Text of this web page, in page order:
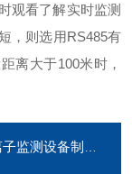
观看了解实时监测
，则选用RS485有
离大于100米时，
测设备制造商